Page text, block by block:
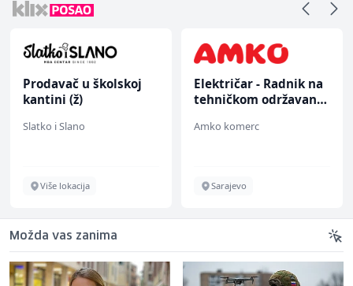
Prodavač u školskoj
kantini (ž)
Slatko i Slano
Više lokacija
Električar - Radnik na
tehničkom održavanju
Amko komerc
Sarajevo
Možda vas zanima